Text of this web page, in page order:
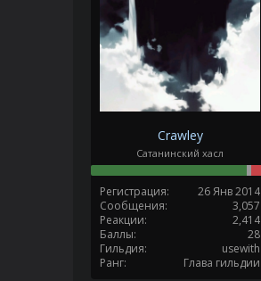
Crawley
Сатанинский хасл
Регистрация
26 Янв 2014
Сообщения
3,057
Реакции
2,414
Баллы
28
Гильдия
usewith
Ранг
Глава гильдии